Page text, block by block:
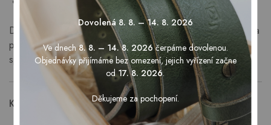
Díky objemu 0,057 l
je ideální pro klasickou porci destilátu a
pohodlné servírování při oslavách, setkáních nebo
společenských příležitostech.
Kvalitní gravírování přímo do skla
Dovolená 8. 8. – 14. 8. 2026
Ve dnech8. 8. – 14. 8. 2026čerpáme dovolenou.
Objednávky přijímáme bez omezení, jejich vyřízení začne
od17. 8. 2026.
Děkujeme za pochopení.